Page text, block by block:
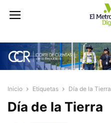
Inicio Etiquetas Día de la Tierra
Día de la Tierra